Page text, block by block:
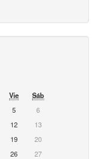
Vie
Sáb
5
6
12
13
19
20
26
27